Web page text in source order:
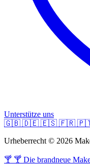
Unterstütze uns
🇬🇧 🇩🇪 🇪🇸 🇫🇷
Urheberrecht © 2026
🍸 🍸 Die brandneue